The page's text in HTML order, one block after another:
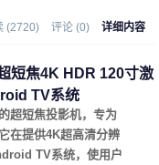
(2720) 评论 (0) 详细内容
短焦4K HDR 120寸激
TV系统
超短焦投影机，专为
在提供4K超高清分辨
TV系统，使用户